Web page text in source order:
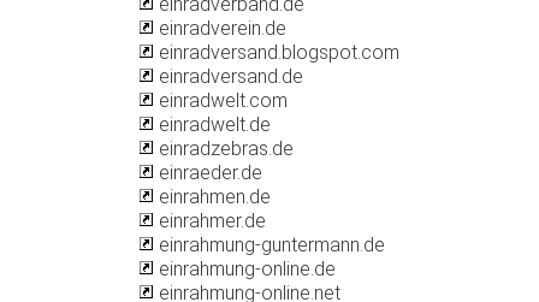
einradverein.de
einradversand.blogspot.com
einradversand.de
einradwelt.com
einradwelt.de
einradzebras.de
einraeder.de
einrahmen.de
einrahmer.de
einrahmung-guntermann.de
einrahmung-online.de
einrahmung-online.net